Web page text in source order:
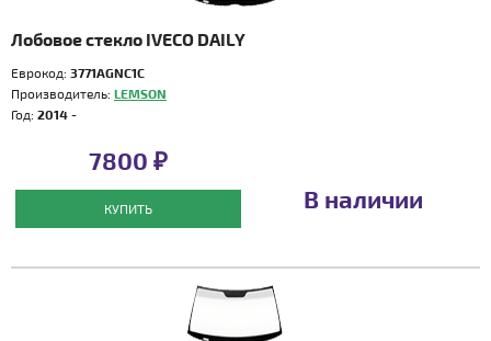
Лобовое стекло IVECO DAILY
Еврокод: 3771AGNС1С
Производитель: LEMSON
Год: 2014 -
7800 ₽
КУПИТЬ В наличии